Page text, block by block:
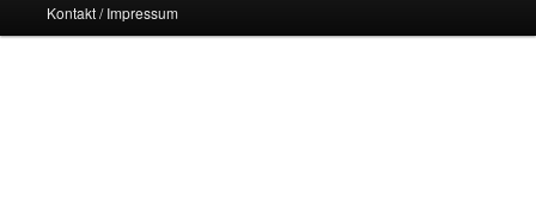
Kontakt / Impressum